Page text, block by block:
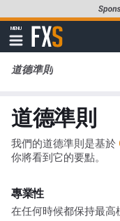
至
要
MENU
顯
示
航
FXStreet
道德準則
道德準則
我們的道德準則是基於
你將看到它的要點。
專業性
在任何時候都保持最高